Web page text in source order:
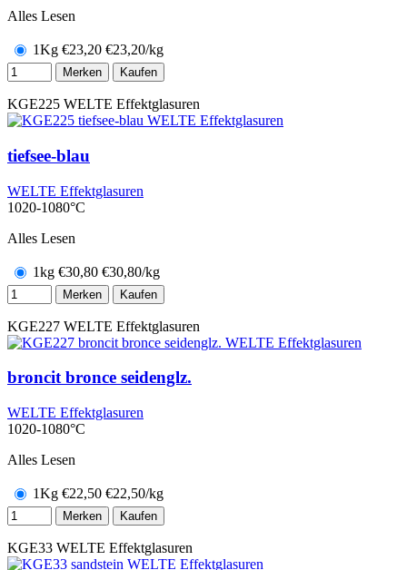
Alles Lesen
1Kg €23,20 €23,20/kg
Merken Kaufen
KGE225 WELTE Effektglasuren
tiefsee-blau
WELTE Effektglasuren
1020-1080°C
Alles Lesen
1kg €30,80 €30,80/kg
Merken Kaufen
KGE227 WELTE Effektglasuren
broncit bronce seidenglz.
WELTE Effektglasuren
1020-1080°C
Alles Lesen
1Kg €22,50 €22,50/kg
Merken Kaufen
KGE33 WELTE Effektglasuren